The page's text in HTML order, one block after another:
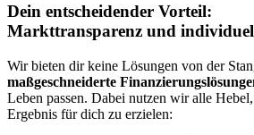
Dein entscheidender Vorteil:
Markttransparenz und
Wir bieten dir keine Lösungen von der
maßgeschneiderte
Leben passen. Dabei nutzen wir alle
Ergebnis für dich zu erzielen: